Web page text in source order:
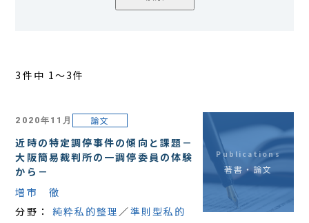
3件中 1〜3件
2020年11月 論文
近時の特定調停事件の傾向と課題－
大阪簡易裁判所の一調停委員の体験
から－
増市 徹
分野： 純粋私的整理
準則型私的
Publications
著書・論文